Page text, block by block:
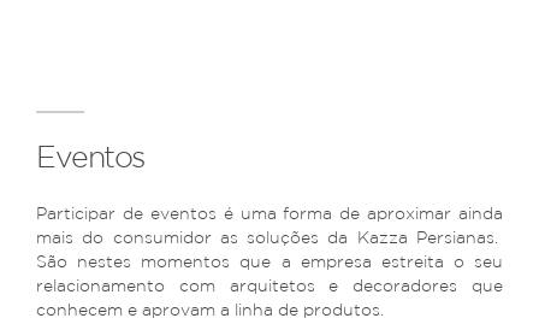
Eventos
Participar de eventos é uma forma de aproximar ainda
mais do consumidor as soluções da Kazza Persianas.
São nestes momentos que a empresa estreita o seu
relacionamento com arquitetos e decoradores que
conhecem e aprovam a linha de produtos.